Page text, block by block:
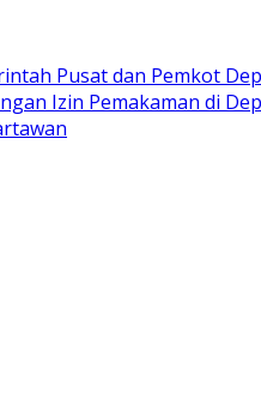
Pusat dan Pemkot
Izin Pemakaman di